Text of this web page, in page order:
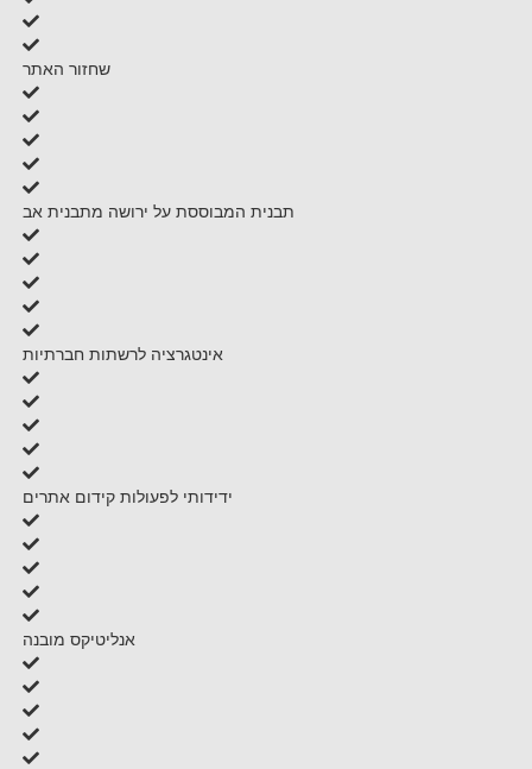
שחזור האתר
תבנית המבוססת על ירושה מתבנית אב
אינטגרציה לרשתות חברתיות
ידידותי לפעולות קידום אתרים
אנליטיקס מובנה